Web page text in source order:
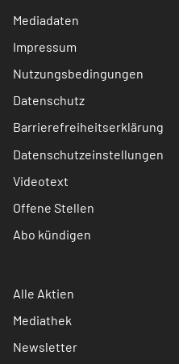
Mediadaten
Impressum
Nutzungsbedingungen
Datenschutz
Barrierefreiheitserklärung
Datenschutzeinstellungen
Videotext
Offene Stellen
Abo kündigen
Alle Aktien
Mediathek
Newsletter